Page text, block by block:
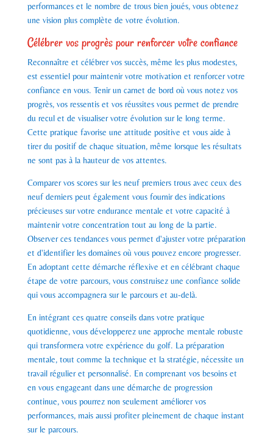
performances et le nombre de trous bien joués, vous obtenez
une vision plus complète de votre évolution.
Célébrer vos progrès pour renforcer votre confiance
Reconnaître et célébrer vos succès, même les plus modestes,
est essentiel pour maintenir votre motivation et renforcer votre
confiance en vous. Tenir un carnet de bord où vous notez vos
progrès, vos ressentis et vos réussites vous permet de prendre
du recul et de visualiser votre évolution sur le long terme.
Cette pratique favorise une attitude positive et vous aide à
tirer du positif de chaque situation, même lorsque les résultats
ne sont pas à la hauteur de vos attentes.
Comparer vos scores sur les neuf premiers trous avec ceux des
neuf derniers peut également vous fournir des indications
précieuses sur votre endurance mentale et votre capacité à
maintenir votre concentration tout au long de la partie.
Observer ces tendances vous permet d'ajuster votre préparation
et d'identifier les domaines où vous pouvez encore progresser.
En adoptant cette démarche réflexive et en célébrant chaque
étape de votre parcours, vous construisez une confiance solide
qui vous accompagnera sur le parcours et au-delà.
En intégrant ces quatre conseils dans votre pratique
quotidienne, vous développerez une approche mentale robuste
qui transformera votre expérience du golf. La préparation
mentale, tout comme la technique et la stratégie, nécessite un
travail régulier et personnalisé. En comprenant vos besoins et
en vous engageant dans une démarche de progression
continue, vous pourrez non seulement améliorer vos
performances, mais aussi profiter pleinement de chaque instant
sur le parcours.